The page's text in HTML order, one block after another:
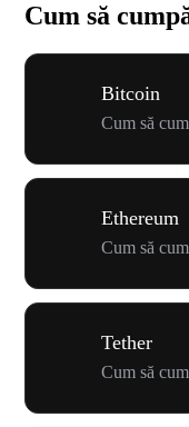
Cum să
Bitcoin
Cum să
Ethereum
Cum să
Tether
Cum să